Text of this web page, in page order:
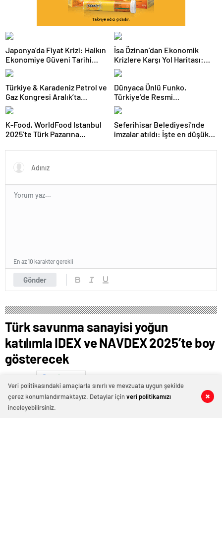
0 0
Japonya’da Fiyat Krizi: Halkın
Ekonomiye Güveni Tarihi
Dipte
İsa Özinan’dan Ekonomik
Krizlere Karşı Yol Haritası:
Şirketler Neyi Doğru Yapmalı?
Türkiye & Karadeniz Petrol ve
Gaz Kongresi Aralık’ta
Ankara’da
Dünyaca Ünlü Funko,
Türkiye’de Resmi
Distribütörü Olarak Monkey
Distribution’ı Seçti
K-Food, WorldFood Istanbul
2025’te Türk Pazarına
Seferihisar Belediyesi'nde
imzalar atıldı: İşte en düşük
Gönder
En az 10 karakter gerekli
Türk savunma sanayisi yoğun
katılımla IDEX ve NAVDEX 2025’te boy
gösterecek
0 0
Veri politikasındaki amaçlarla sınırlı ve mevzuata uygun şekilde
çerez konumlandırmaktayız. Detaylar içinveri politikamızı
inceleyebilirsiniz.